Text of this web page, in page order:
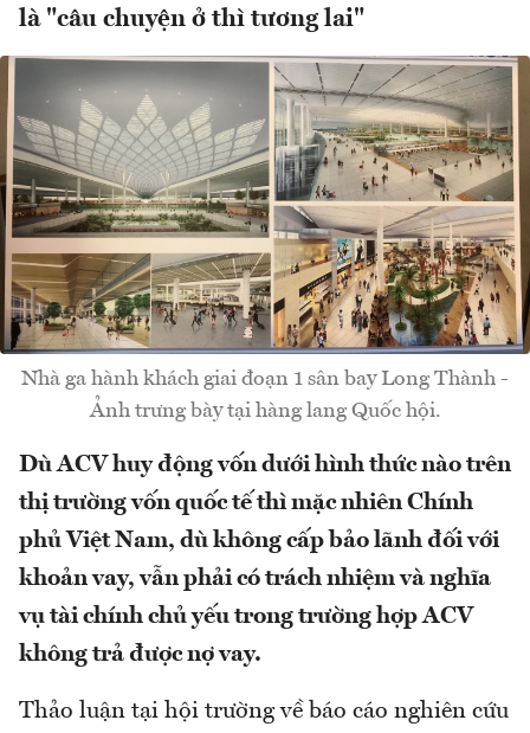
là "câu chuyện ở thì tương lai"
Nhà ga hành khách giai đoạn 1 sân bay Long Thành -
Ảnh trưng bày tại hàng lang Quốc hội.
Dù ACV huy động vốn dưới hình thức nào trên
thị trường vốn quốc tế thì mặc nhiên Chính
phủ Việt Nam, dù không cấp bảo lãnh đối với
khoản vay, vẫn phải có trách nhiệm và nghĩa
vụ tài chính chủ yếu trong trường hợp ACV
không trả được nợ vay.
Thảo luận tại hội trường về báo cáo nghiên cứu